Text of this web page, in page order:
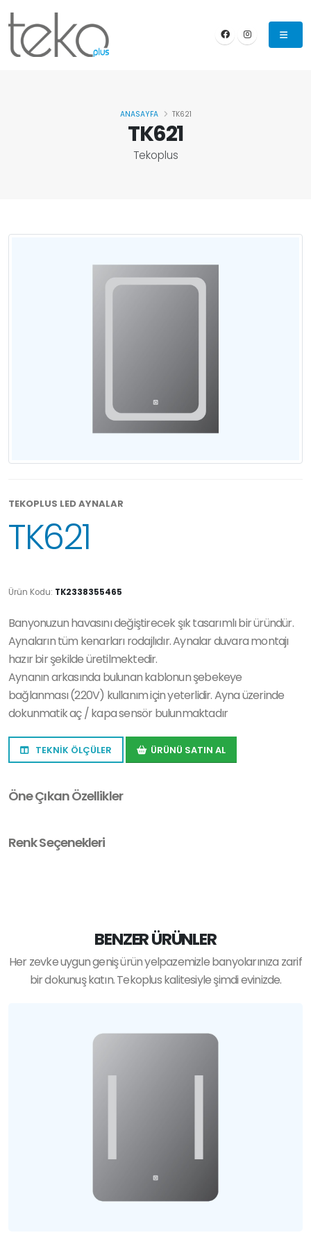
TK621
Tekoplus
ANASAYFA TK621
TEKOPLUS LED AYNALAR
TK621
Ürün Kodu: TK2338355465
Banyonuzun havasını değiştirecek şık tasarımlı bir üründür.
Aynaların tüm kenarları rodajlıdır. Aynalar duvara montajı
hazır bir şekilde üretilmektedir.
Aynanın arkasında bulunan kablonun şebekeye
bağlanması (220V) kullanım için yeterlidir. Ayna üzerinde
dokunmatik aç / kapa sensör bulunmaktadır
TEKNİK ÖLÇÜLER ÜRÜNÜ SATIN AL
Öne Çıkan Özellikler
Renk Seçenekleri
BENZER ÜRÜNLER
Her zevke uygun geniş ürün yelpazemizle banyolarınıza zarif
bir dokunuş katın. Tekoplus kalitesiyle şimdi evinizde.